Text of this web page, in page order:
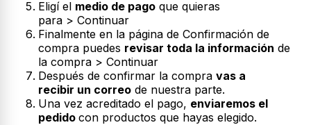
Eligí el medio de pago que quieras
para > Continuar
Finalmente en la página de Confirmación de
compra puedes revisar toda la información de
la compra > Continuar
Después de confirmar la compra vas a
recibir un correo de nuestra parte.
Una vez acreditado el pago, enviaremos el
pedido con productos que hayas elegido.